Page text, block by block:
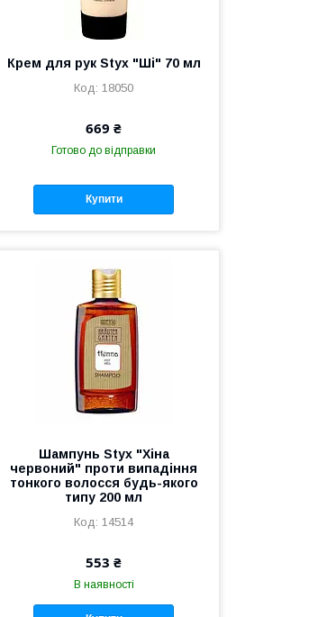
Крем для рук Styx "Ші" 70 мл
18050
669 ₴
Готово до відправки
Купити
Шампунь Styx "Хіна
червоний" проти випадіння
тонкого волосся будь-якого
типу 200 мл
14514
553 ₴
В наявності